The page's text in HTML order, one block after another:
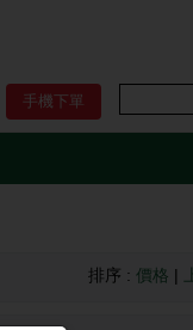
手機下單
排序 : 價格 |